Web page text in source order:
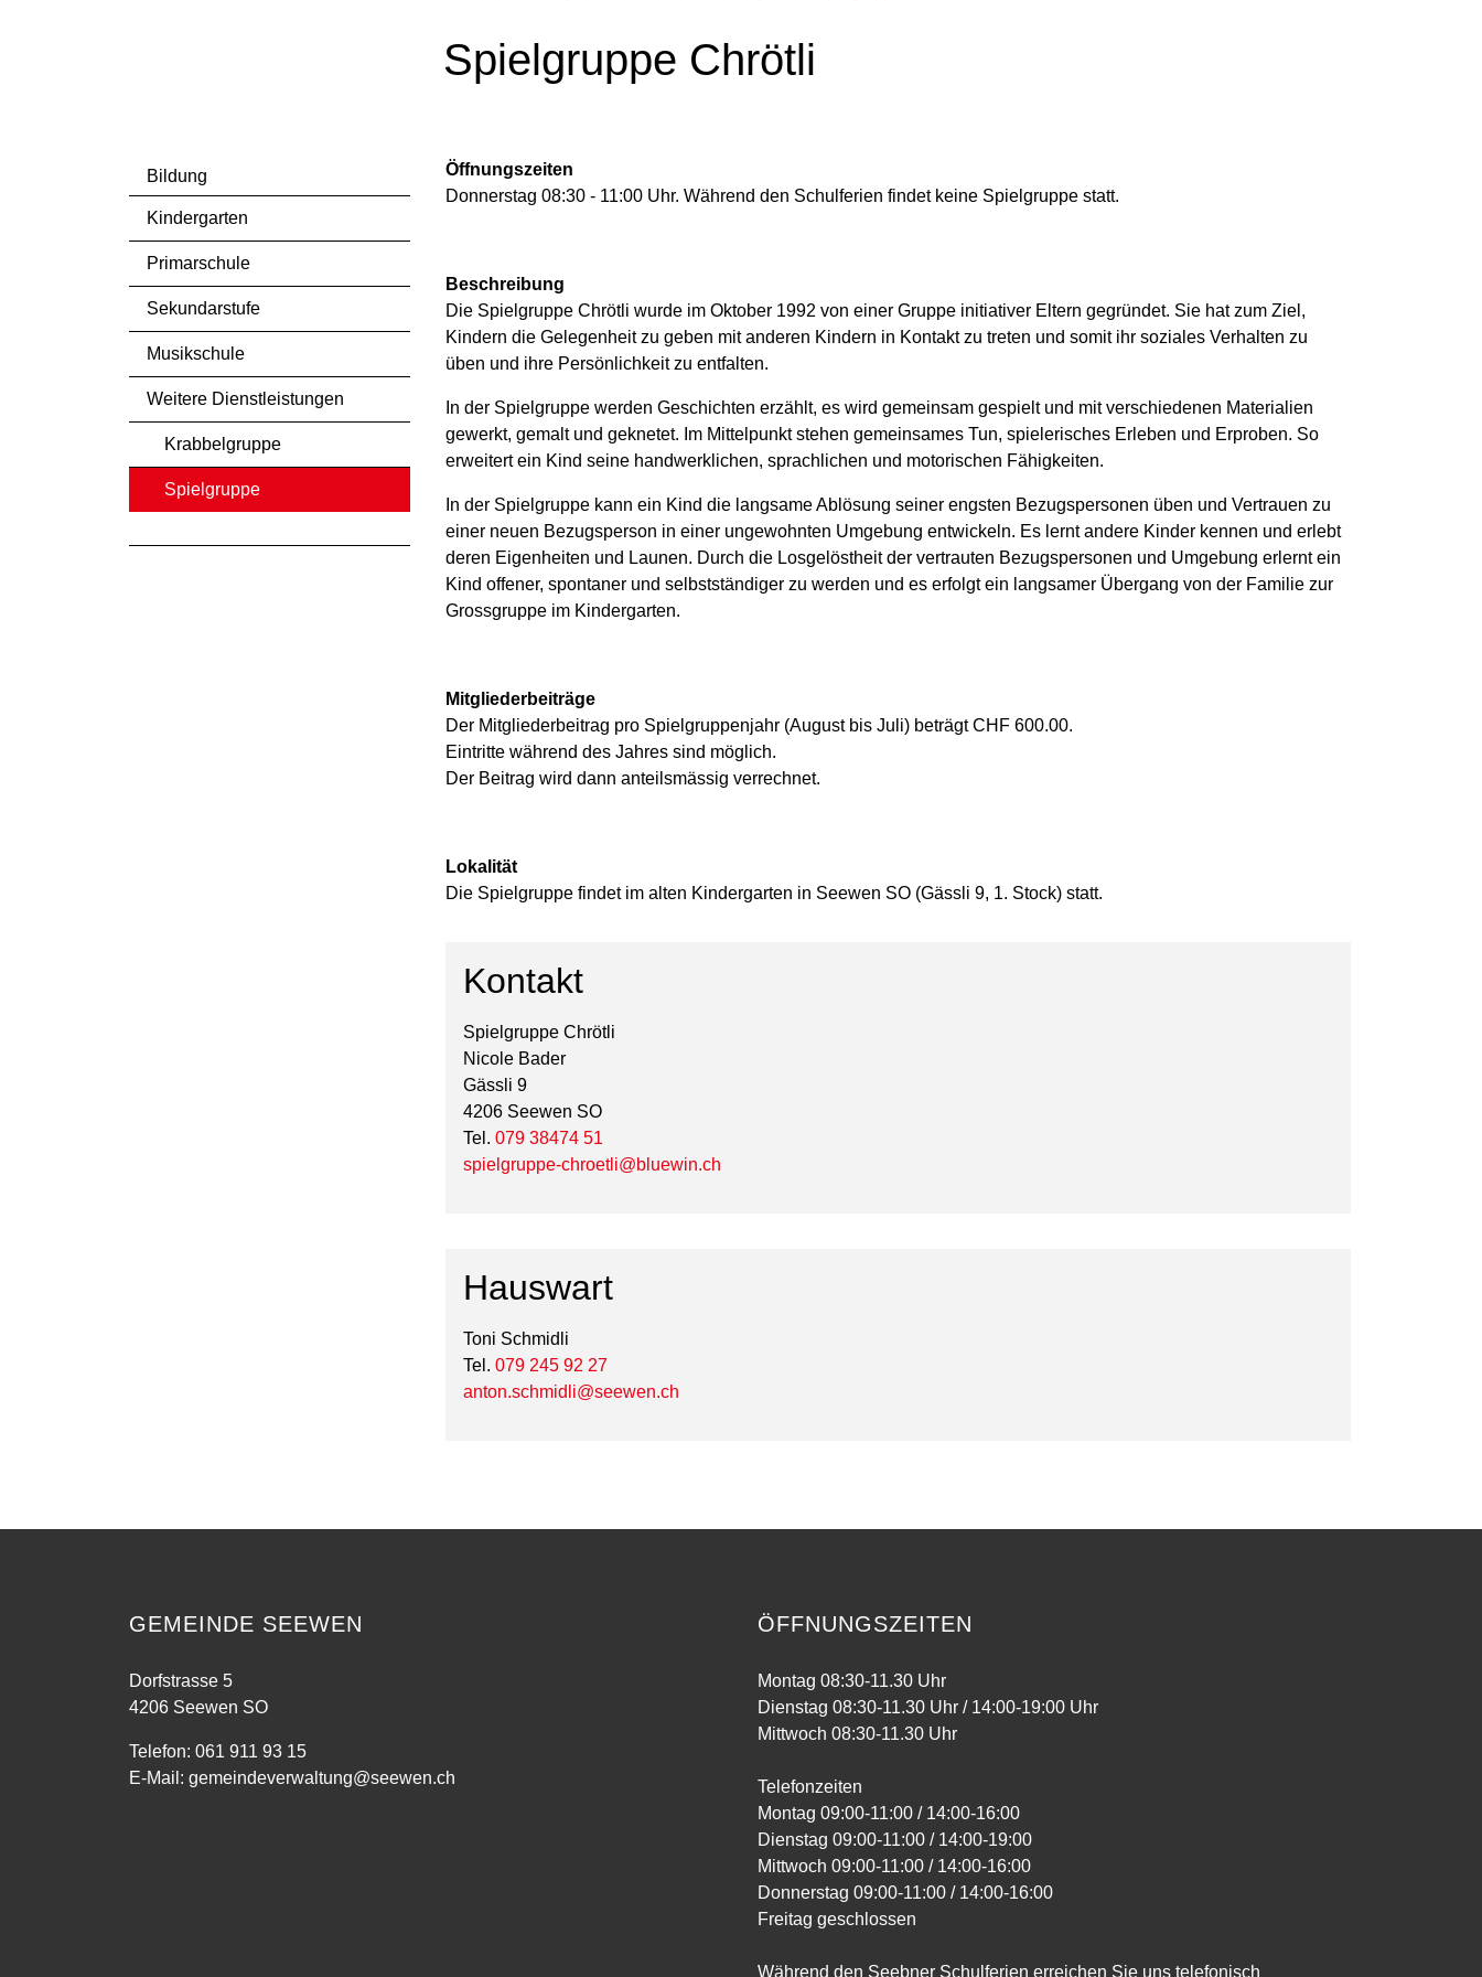
Spielgruppe Chrötli
Bildung
Kindergarten
Primarschule
Sekundarstufe
Musikschule
Weitere Dienstleistungen
Krabbelgruppe
Spielgruppe
Öffnungszeiten
Donnerstag 08:30 - 11:00 Uhr. Während den Schulferien findet keine Spielgruppe statt.
Beschreibung
Die Spielgruppe Chrötli wurde im Oktober 1992 von einer Gruppe initiativer Eltern gegründet. Sie hat zum Ziel,
Kindern die Gelegenheit zu geben mit anderen Kindern in Kontakt zu treten und somit ihr soziales Verhalten zu
üben und ihre Persönlichkeit zu entfalten.
In der Spielgruppe werden Geschichten erzählt, es wird gemeinsam gespielt und mit verschiedenen Materialien
gewerkt, gemalt und geknetet. Im Mittelpunkt stehen gemeinsames Tun, spielerisches Erleben und Erproben. So
erweitert ein Kind seine handwerklichen, sprachlichen und motorischen Fähigkeiten.
In der Spielgruppe kann ein Kind die langsame Ablösung seiner engsten Bezugspersonen üben und Vertrauen zu
einer neuen Bezugsperson in einer ungewohnten Umgebung entwickeln. Es lernt andere Kinder kennen und erlebt
deren Eigenheiten und Launen. Durch die Losgelöstheit der vertrauten Bezugspersonen und Umgebung erlernt ein
Kind offener, spontaner und selbstständiger zu werden und es erfolgt ein langsamer Übergang von der Familie zur
Grossgruppe im Kindergarten.
Mitgliederbeiträge
Der Mitgliederbeitrag pro Spielgruppenjahr (August bis Juli) beträgt CHF 600.00.
Eintritte während des Jahres sind möglich.
Der Beitrag wird dann anteilsmässig verrechnet.
Lokalität
Die Spielgruppe findet im alten Kindergarten in Seewen SO (Gässli 9, 1. Stock) statt.
Kontakt
Spielgruppe Chrötli
Nicole Bader
Gässli 9
4206 Seewen SO
Tel. 079 38474 51
spielgruppe-chroetli@bluewin.ch
Hauswart
Toni Schmidli
Tel. 079 245 92 27
anton.schmidli@seewen.ch
GEMEINDE SEEWEN
Dorfstrasse 5
4206 Seewen SO
Telefon: 061 911 93 15
E-Mail: gemeindeverwaltung@seewen.ch
ÖFFNUNGSZEITEN
Montag 08:30-11.30 Uhr
Dienstag 08:30-11.30 Uhr / 14:00-19:00 Uhr
Mittwoch 08:30-11.30 Uhr
Telefonzeiten
Montag 09:00-11:00 / 14:00-16:00
Dienstag 09:00-11:00 / 14:00-19:00
Mittwoch 09:00-11:00 / 14:00-16:00
Donnerstag 09:00-11:00 / 14:00-16:00
Freitag geschlossen
Während den Seebner Schulferien erreichen Sie uns telefonisch